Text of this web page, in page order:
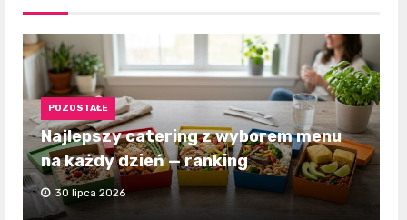
POZOSTAŁE
Najlepszy catering z wyborem menu
na każdy dzień — ranking
30 lipca 2026